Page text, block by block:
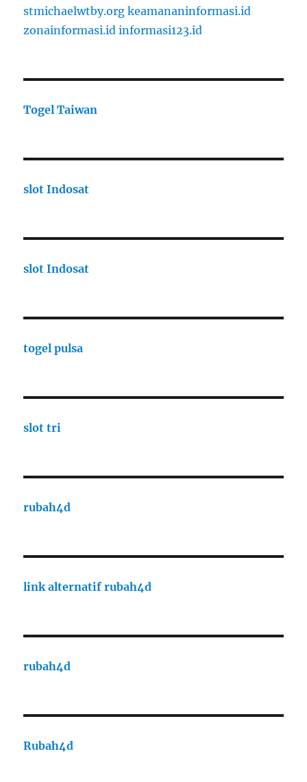
stmichaelwtby.org keamananinformasi.id
zonainformasi.id informasi123.id
Togel Taiwan
slot Indosat
slot Indosat
togel pulsa
slot tri
rubah4d
link alternatif rubah4d
rubah4d
Rubah4d